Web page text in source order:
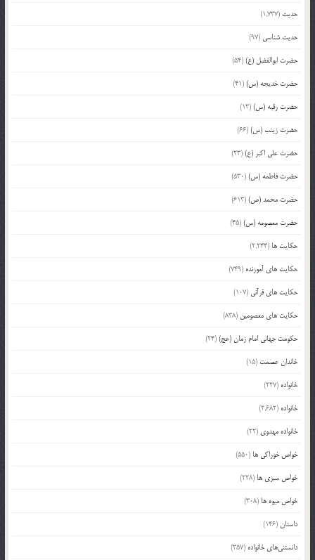
حدیث (1,737)
حدیث شناسی (97)
حضرت ابوالفضل (ع)(54)
حضرت خدیجه (س)(41)
حضرت رقیه (س)(13)
حضرت زینب (س)(66)
حضرت علی اکبر (ع)(23)
حضرت فاطمه (س)(530)
حضرت محمد (ص)(613)
حضرت معصومه (س)(45)
حکایت ها (2,244)
حکایت های آموزنده (749)
حکایت های قرآنی (107)
حکایت های معصومین (838)
حکومت جهانی امام زمان (عج)(24)
خاندان عصمت (15)
خانواده (227)
خانواده (2,682)
خانواده مهدوی (22)
خواص خوراکی ها (550)
خواص سبزی ها (228)
خواص میوه ها (308)
داستان(146)
دانستنی‌های خانواده (357)